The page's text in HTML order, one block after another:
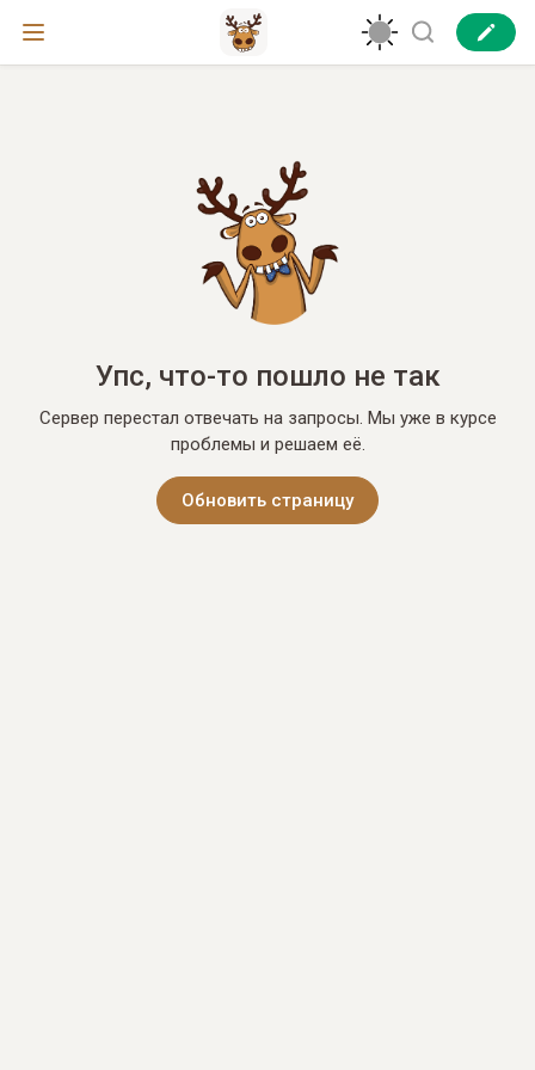
Упс, что-то пошло не так
Сервер перестал отвечать на запросы. Мы уже в курсе
проблемы и решаем её.
Обновить страницу